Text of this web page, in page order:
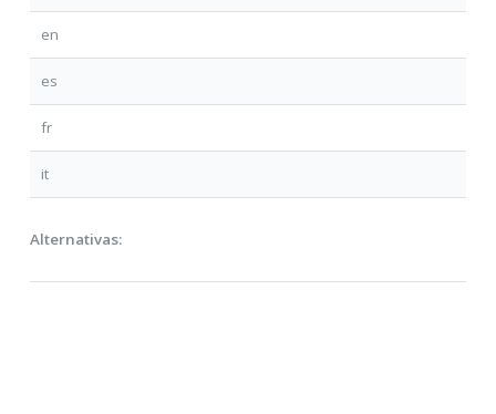
en
es
fr
it
Alternativas: